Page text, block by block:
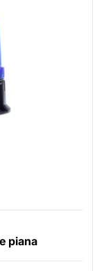
piana